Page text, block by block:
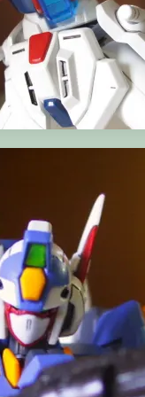
HGBF Star Burning